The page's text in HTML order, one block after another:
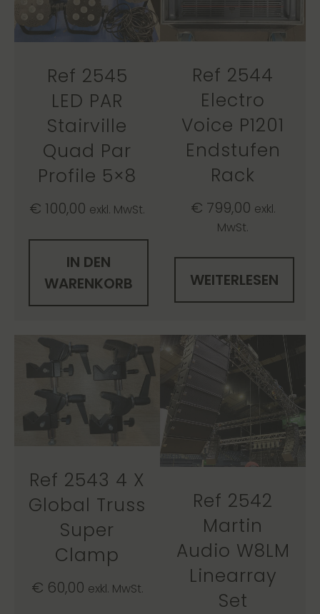
Ref 2545
LED PAR
Stairville
Quad Par
Profile 5×8
€ 100,00 exkl. MwSt.
IN DEN
WARENKORB
Ref 2544
Electro
Voice P1201
Endstufen
Rack
€ 799,00 exkl.
MwSt.
WEITERLESEN
Ref 2543 4 X
Global Truss
Super
Clamp
€ 60,00 exkl. MwSt.
Ref 2542
Martin
Audio W8LM
Linearray
Set